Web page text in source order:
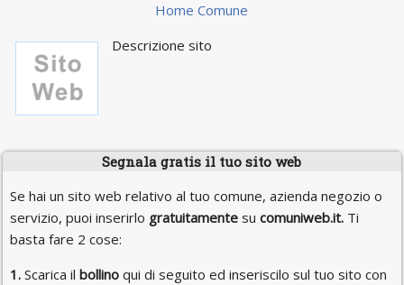
Home Comune
Descrizione sito
Segnala gratis il tuo sito web
Se hai un sito web relativo al tuo comune, azienda negozio o
servizio, puoi inserirlo gratuitamentesu comuniweb.it.Ti
basta fare 2 cose:
1.Scarica il bollinoqui di seguito ed inseriscilo sul tuo sito con